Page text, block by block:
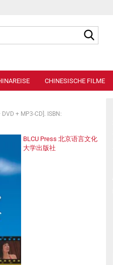
CHINESISCHE FILME
+ MP3-CD]. ISBN:
BLCU Press 北京语言文化
大学出版社